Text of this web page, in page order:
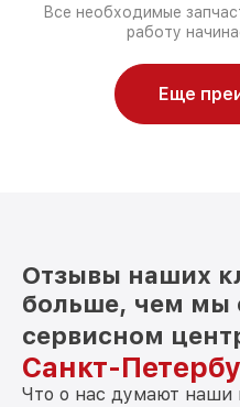
Все необходимые
работу
Еще
Отзывы наших
больше, чем мы
сервисном
Санкт-
Что о нас думают наши